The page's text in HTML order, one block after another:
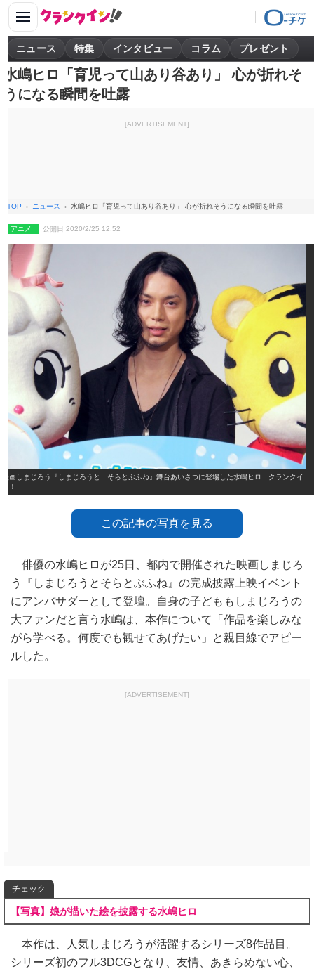
ニュース 特集 インタビュー コラム プレゼント
水嶋ヒロ「育児って山あり谷あり」 心が折れそ
うになる瞬間を吐露
[ADVERTISEMENT]
TOP ニュース 水嶋ヒロ「育児って山あり谷あり」 心が折れそうになる瞬間を吐露
アニメ 公開日 2020/2/25 12:52
映画しまじろう『しまじろうと そらとぶふね』舞台あいさつに登場した水嶋ヒロ クランクイ
ン！
この記事の写真を見る
俳優の水嶋ヒロが25日、都内で開催された映画しまじろ
う『しまじろうとそらとぶふね』の完成披露上映イベント
にアンバサダーとして登壇。自身の子どももしまじろうの
大ファンだと言う水嶋は、本作について「作品を楽しみな
がら学べる。何度でも観せてあげたい」と親目線でアピー
ルした。
[ADVERTISEMENT]
チェック
【写真】娘が描いた絵を披露する水嶋ヒロ
本作は、人気しまじろうが活躍するシリーズ8作品目。
シリーズ初のフル3DCGとなり、友情、あきらめない心、